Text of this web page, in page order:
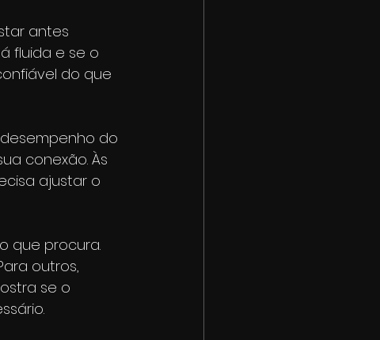
antes
fluida e se o
do que
do
conexão. Às
ajustar o
que procura.
outros,
se o